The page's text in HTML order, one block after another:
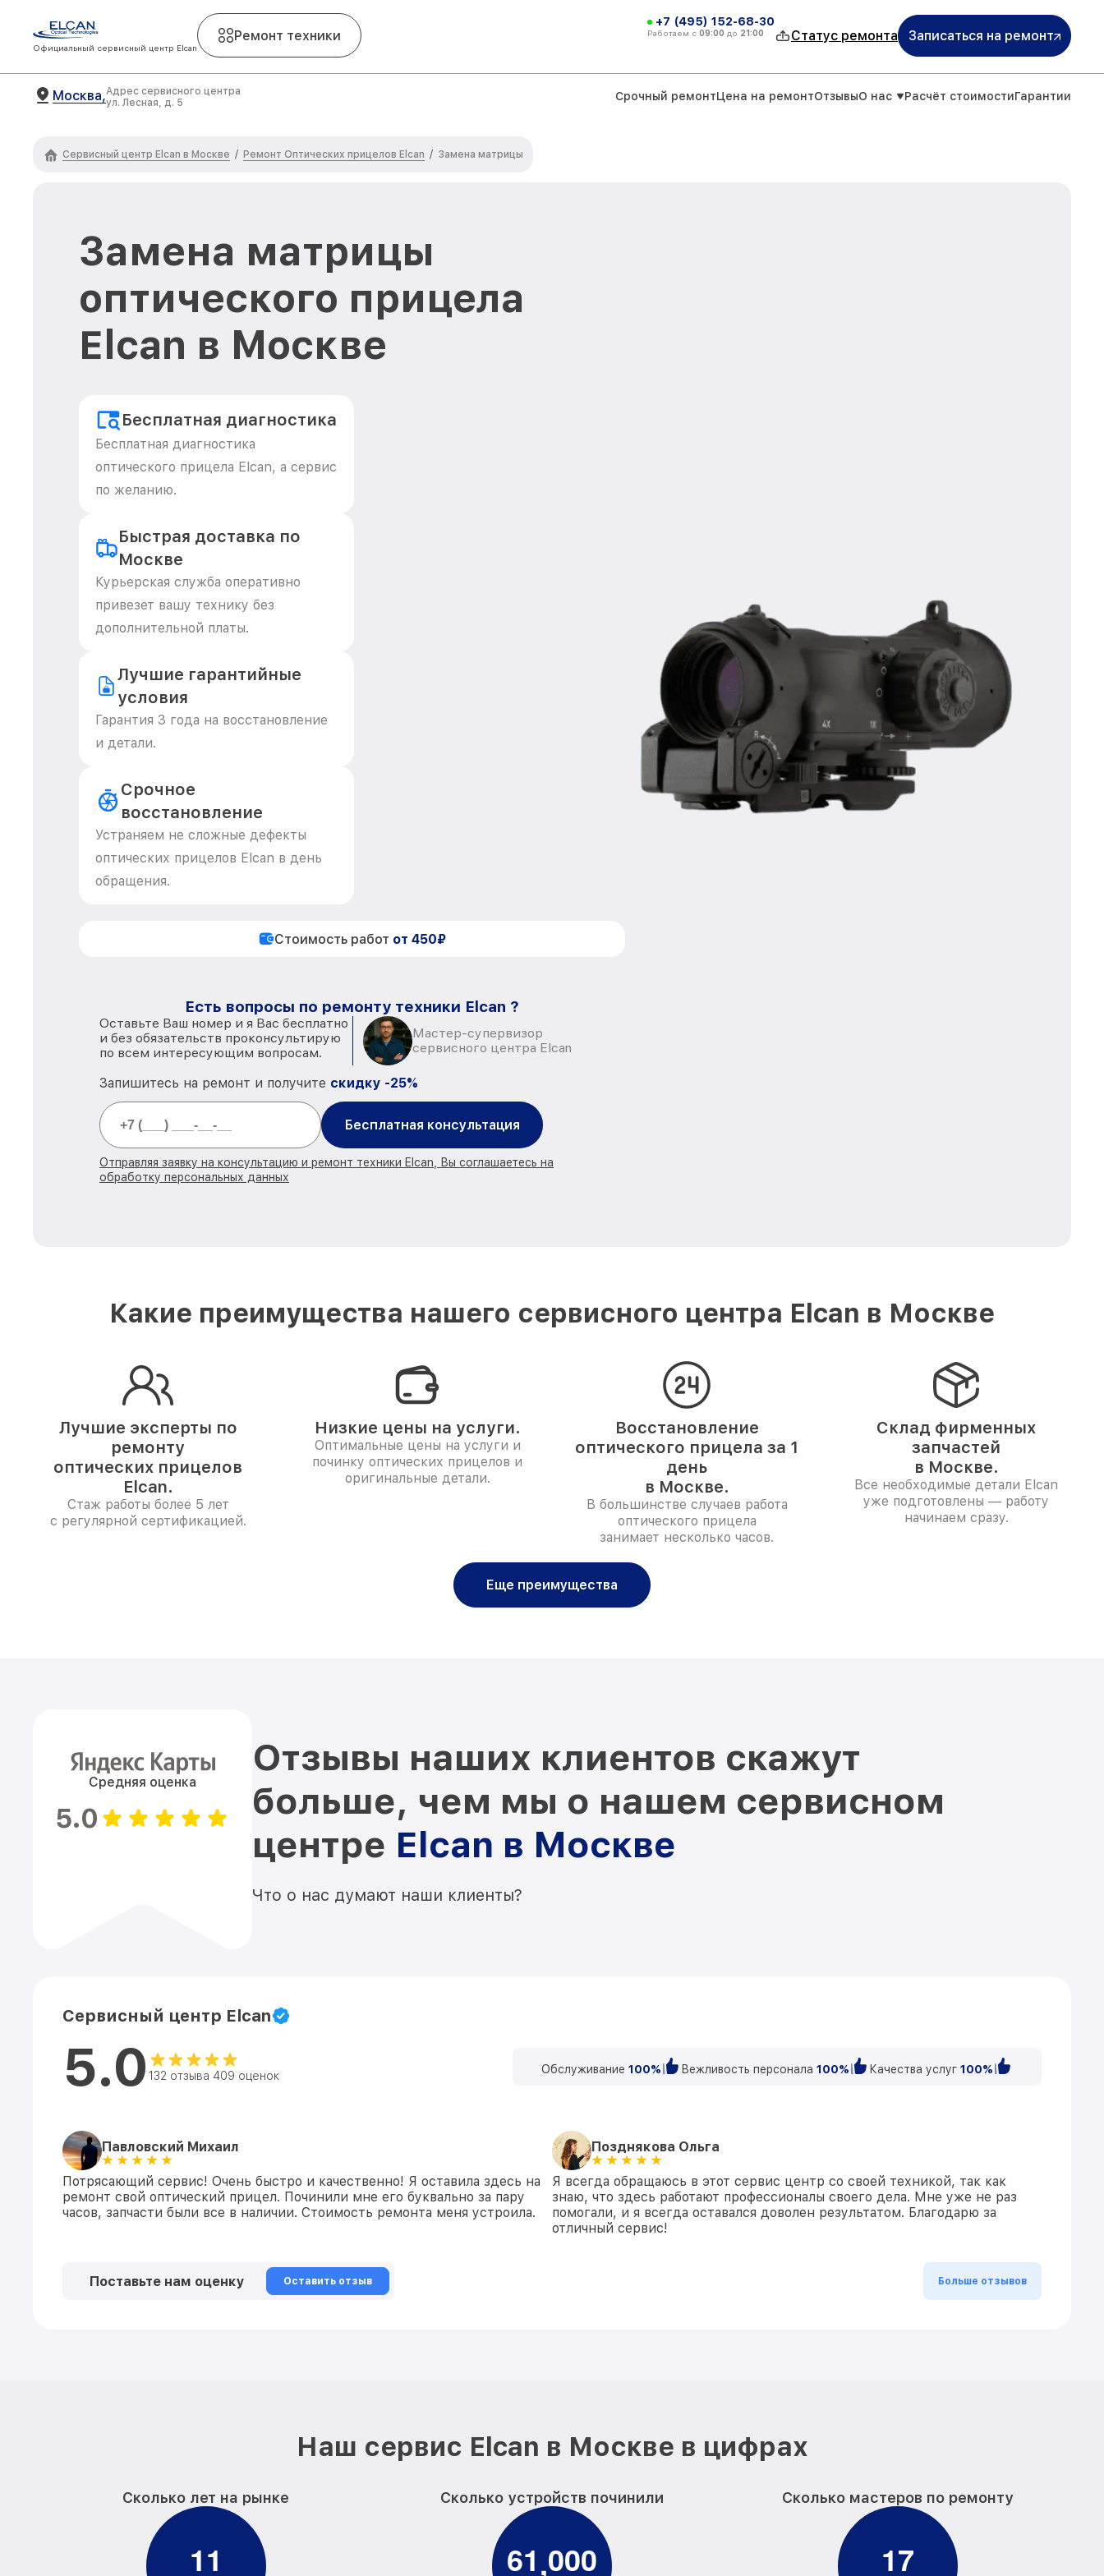
Официальный сервисный центр Elcan
Ремонт техники
+7 (495) 152-68-30
Работаем с 09:00 до 21:00 Статус ремонта Записаться на ремонт
Москва,Адрес сервисного центра
ул. Лесная, д. 5
Срочный ремонтЦена на ремонтОтзывыО нас Расчёт стоимостиГарантии
Сервисный центр Elcan в Москве / Ремонт Оптических прицелов Elcan / Замена матрицы
Замена матрицы
оптического прицела
Elcan в Москве
Бесплатная диагностика
Бесплатная диагностика
оптического прицела Elcan, а сервис
по желанию.
Быстрая доставка по
Москве
Курьерская служба оперативно
привезет вашу технику без
дополнительной платы.
Лучшие гарантийные
условия
Гарантия 3 года на восстановление
и детали.
Срочное
восстановление
Устраняем не сложные дефекты
оптических прицелов Elcan в день
обращения.
Стоимость работ от 450₽
Есть вопросы по ремонту техники Elcan ?
Оставьте Ваш номер и я Вас бесплатно
и без обязательств проконсультирую
по всем интересующим вопросам.
Мастер-супервизор
сервисного центра Elcan
Запишитесь на ремонт и получите скидку -25%
Бесплатная консультация
Отправляя заявку на консультацию и ремонт техники Elcan, Вы соглашаетесь на
обработку персональных данных
Какие преимущества нашего сервисного центра Elcan в Москве
Лучшие эксперты по
ремонту
оптических прицелов
Elcan.
Стаж работы более 5 лет
с регулярной сертификацией.
Низкие цены на услуги.
Оптимальные цены на услуги и
починку оптических прицелов и
оригинальные детали.
Восстановление
оптического прицела за 1
день
в Москве.
В большинстве случаев работа
оптического прицела
занимает несколько часов.
Склад фирменных
запчастей
в Москве.
Все необходимые детали Elcan
уже подготовлены — работу
начинаем сразу.
Еще преимущества
Средняя оценка
5.0
Отзывы наших клиентов скажут
больше, чем мы о нашем сервисном
центре Elcan в Москве
Что о нас думают наши клиенты?
Сервисный центр Elcan
5.0 132 отзыва 409 оценок Обслуживание 100% Вежливость персонала 100% Качества услуг 100%
Павловский Михаил
Потрясающий сервис! Очень быстро и качественно! Я оставила здесь на
ремонт свой оптический прицел. Починили мне его буквально за пару
часов, запчасти были все в наличии. Стоимость ремонта меня устроила.
Позднякова Ольга
Я всегда обращаюсь в этот сервис центр со своей техникой, так как
знаю, что здесь работают профессионалы своего дела. Мне уже не раз
помогали, и я всегда оставался доволен результатом. Благодарю за
отличный сервис!
Поставьте нам оценку Оставить отзыв Больше отзывов
Наш сервис Elcan в Москве в цифрах
Сколько лет на рынке
11
Сколько устройств починили
61,000
Сколько мастеров по ремонту
17